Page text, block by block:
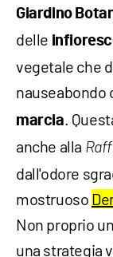
Giardino
delle
vegetale che
nauseabondo
marcia.
anche alla
dall'odore
mostruoso
Non proprio
una strategia